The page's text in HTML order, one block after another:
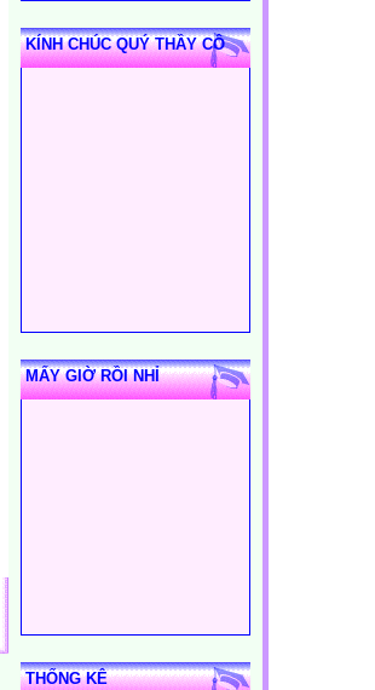
KÍNH CHÚC QUÝ THẦY CÔ
MẤY GIỜ RỒI NHỈ
THỐNG KÊ